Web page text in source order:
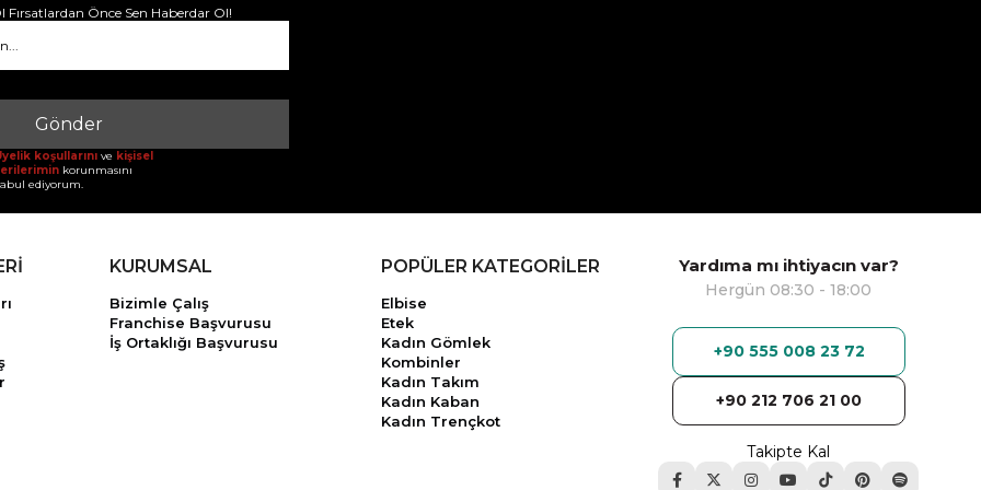
Fırsatlardan Önce Sen Haberdar Ol!
Gönder
koşullarını ve kişisel
korunmasını
ediyorum.
KURUMSAL
Bizimle Çalış
Franchise Başvurusu
İş Ortaklığı Başvurusu
POPÜLER KATEGORİLER
Elbise
Etek
Kadın Gömlek
Kombinler
Kadın Takım
Kadın Kaban
Kadın Trençkot
Yardıma mı ihtiyacın var?
Hergün 08:30 - 18:00
+90 555 008 23 72
+90 212 706 21 00
Takipte Kal